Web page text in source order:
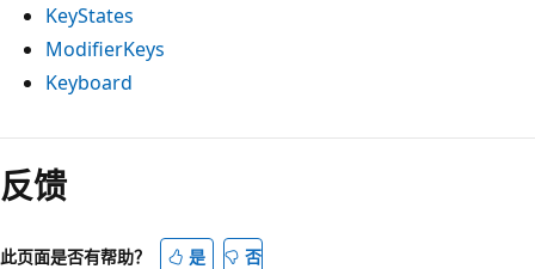
KeyStates
ModifierKeys
Keyboard
反馈
此页面是否有帮助？ 是 否